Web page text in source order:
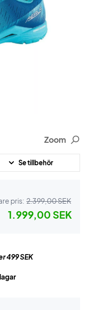
Zoom
Se tillbehör
pris: 2.399,00 SEK
1.999,00 SEK
499 SEK